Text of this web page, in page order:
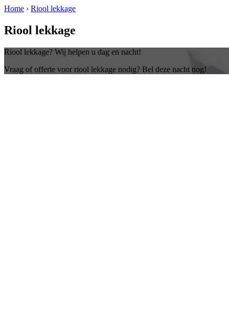
Home › Riool lekkage
Riool lekkage
Riool lekkage? Wij helpen u dag en nacht!
Vraag of offerte voor riool lekkage nodig? Bel deze nacht nog!